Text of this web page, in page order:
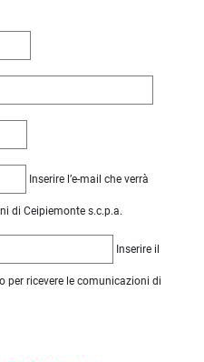
Inserire l’e-mail che verrà
di Ceipiemonte s.c.p.a.
Inserire il
per ricevere le comunicazioni di